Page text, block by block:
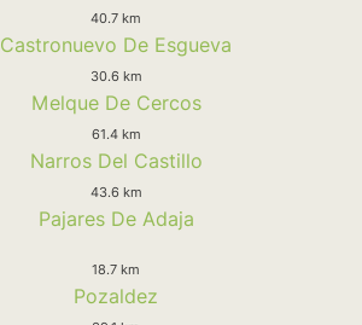
40.7 km
Castronuevo De Esgueva
30.6 km
Melque De Cercos
61.4 km
Narros Del Castillo
43.6 km
Pajares De Adaja
18.7 km
Pozaldez